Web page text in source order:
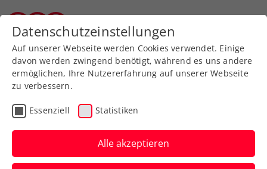
Datenschutzerklärung
Datenschutzeinstellungen
Auf unserer Webseite werden Cookies verwendet. Einige
davon werden zwingend benötigt, während es uns andere
ermöglichen, Ihre Nutzererfahrung auf unserer Webseite
zu verbessern.
Essenziell Statistiken
Alle akzeptieren